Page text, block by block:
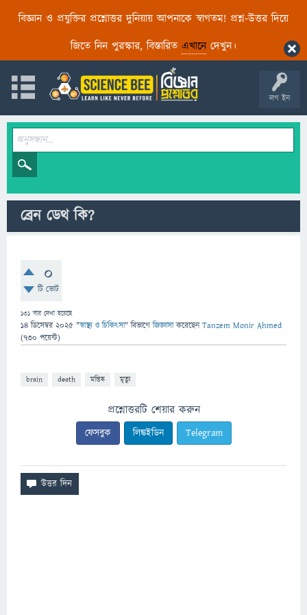
বিজ্ঞান ও প্রযুক্তির প্রশ্নোত্তর দুনিয়ায় আপনাকে স্বাগতম! প্রশ্ন-উত্তর দিয়ে
জিতে নিন পুরস্কার, বিস্তারিত এখানেদেখুন।
লগ ইন
ব্রেন ডেথ কি?
0
টি ভোট
131 বার দেখা হয়েছে
14 ডিসেম্বর 2025 "স্বাস্থ্য ও চিকিৎসা" বিভাগে জিজ্ঞাসাকরেছেনTanzem Monir Ahmed
(730 পয়েন্ট)
brain death মস্তিষ্ক মৃত্যু
প্রশ্নোত্তরটি শেয়ার করুন
ফেসবুক লিঙ্কইডিন Telegram